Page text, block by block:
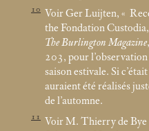
10 Voir Ger Luijten, «
the Fondation
The Burlington Magazine
203, pour
saison estivale. Si
auraient été réalisés
de l’automne.
11 Voir M. Thierry de Bye